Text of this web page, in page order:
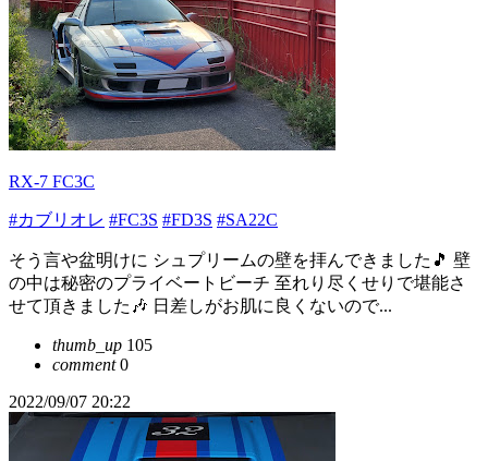
RX-7 FC3C
#カブリオレ #FC3S #FD3S #SA22C
そう言や盆明けに シュプリームの壁を拝んできました🎵 壁
の中は秘密のプライベートビーチ 至れり尽くせりで堪能さ
せて頂きました🎶 日差しがお肌に良くないので...
thumb_up 105
comment0
2022/09/07 20:22